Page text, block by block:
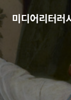
미디어리터러